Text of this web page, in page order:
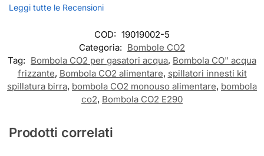
Leggi tutte le Recensioni
COD: 19019002-5
Categoria: Bombole CO2
Tag: Bombola CO2 per gasatori acqua, Bombola CO" acqua
frizzante, Bombola CO2 alimentare, spillatori innesti kit
spillatura birra, bombola CO2 monouso alimentare, bombola
co2, Bombola CO2 E290
Prodotti correlati